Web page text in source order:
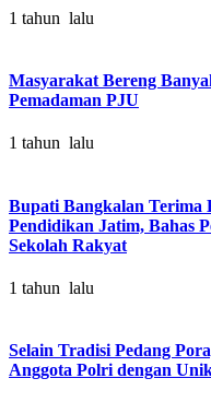
1 tahun lalu
Masyarakat Bereng
Pemadaman PJU
1 tahun lalu
Bupati Bangkalan Terima
Pendidikan Jatim, Bahas
Sekolah Rakyat
1 tahun lalu
Selain Tradisi Pedang
Anggota Polri dengan